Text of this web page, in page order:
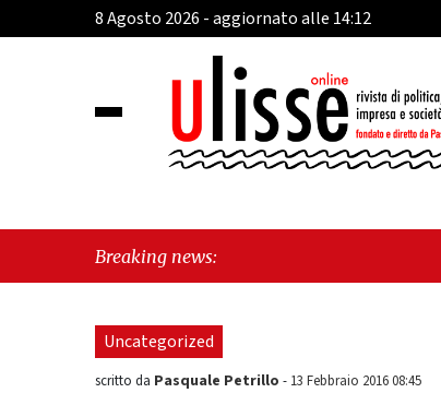
8 Agosto 2026 - aggiornato alle 14:12
Breaking news:
Uncategorized
scritto da Pasquale Petrillo - 13 Febbraio 2016 08:45